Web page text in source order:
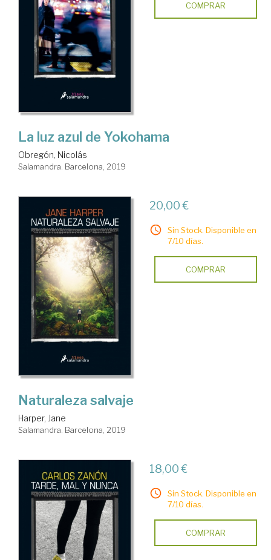
COMPRAR
La luz azul de Yokohama
Obregón, Nicolás
Salamandra. Barcelona, 2019
20,00 €
Sin Stock. Disponible en
7/10 días.
COMPRAR
Naturaleza salvaje
Harper, Jane
Salamandra. Barcelona, 2019
18,00 €
Sin Stock. Disponible en
7/10 días.
COMPRAR